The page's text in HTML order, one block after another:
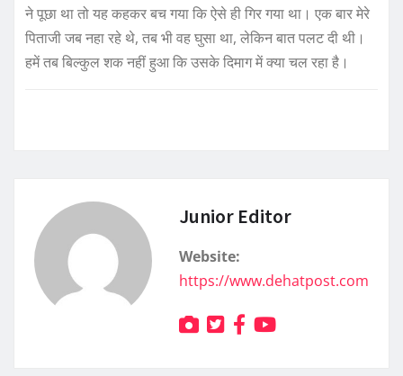
ने पूछा था तो यह कहकर बच गया कि ऐसे ही गिर गया था। एक बार मेरे
पिताजी जब नहा रहे थे, तब भी वह घुसा था, लेकिन बात पलट दी थी।
हमें तब बिल्कुल शक नहीं हुआ कि उसके दिमाग में क्या चल रहा है।
Junior Editor
Website:
https://www.dehatpost.com